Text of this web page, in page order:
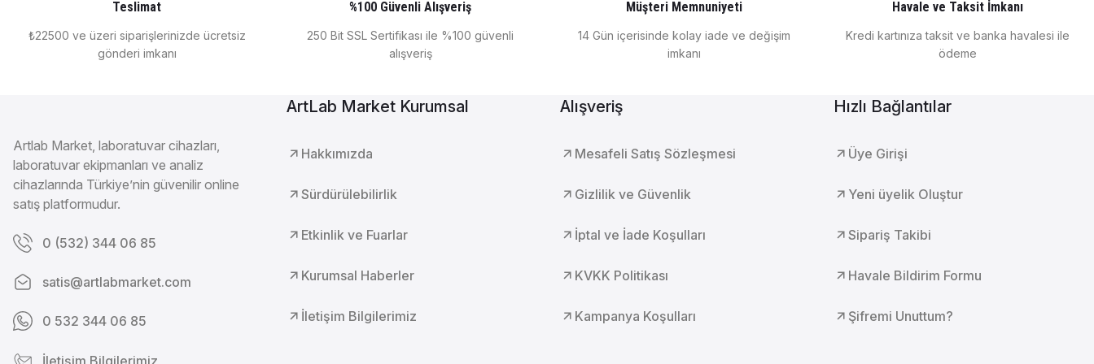
Bınder Soğutmalı İnkübatör 247 Litre 0°C ... +100°C KB 240
BINDER
Bınder Soğutmalı İnkübatör 115 Litre 0°C ... +100°C KB 115
Teslimat
₺22500 ve üzeri siparişlerinizde ücretsiz
gönderi imkanı
%100 Güvenli Alışveriş
250 Bit SSL Sertifikası ile %100 güvenli
alışveriş
Müşteri Memnuniyeti
14 Gün içerisinde kolay iade ve değişim
imkanı
Havale ve Taksit İmkanı
Kredi kartınıza taksit ve banka havalesi ile
ödeme
Artlab Market, laboratuvar cihazları,
laboratuvar ekipmanları ve analiz
cihazlarında Türkiye’nin güvenilir online
satış platformudur.
0 (532) 344 06 85
satis@artlabmarket.com
0 532 344 06 85
İletişim Bilgilerimiz
ArtLab Market Kurumsal
Hakkımızda
Sürdürülebilirlik
Etkinlik ve Fuarlar
Kurumsal Haberler
İletişim Bilgilerimiz
Alışveriş
Mesafeli Satış Sözleşmesi
Gizlilik ve Güvenlik
İptal ve İade Koşulları
KVKK Politikası
Kampanya Koşulları
Hızlı Bağlantılar
Üye Girişi
Yeni üyelik Oluştur
Sipariş Takibi
Havale Bildirim Formu
Şifremi Unuttum?